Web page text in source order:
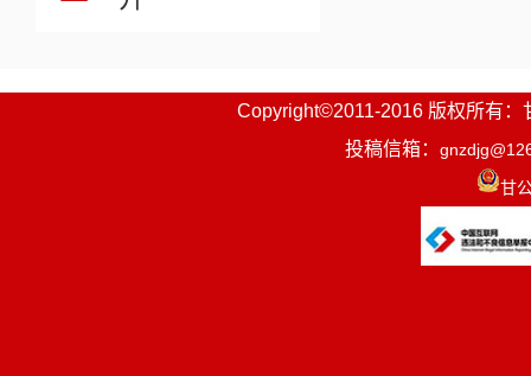
Copyright©2011-2016 版权所有：
投稿信箱：
甘